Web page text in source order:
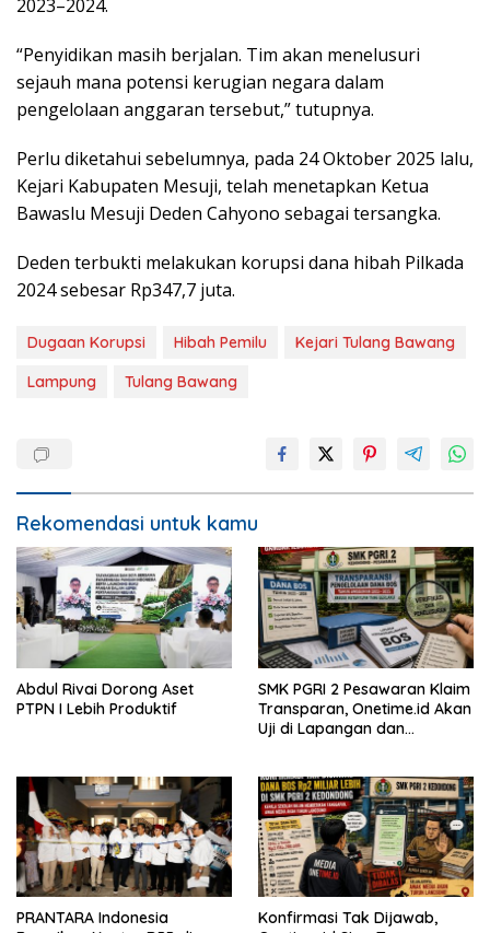
2023–2024.
“Penyidikan masih berjalan. Tim akan menelusuri
sejauh mana potensi kerugian negara dalam
pengelolaan anggaran tersebut,” tutupnya.
Perlu diketahui sebelumnya, pada 24 Oktober 2025 lalu,
Kejari Kabupaten Mesuji, telah menetapkan Ketua
Bawaslu Mesuji Deden Cahyono sebagai tersangka.
Deden terbukti melakukan korupsi dana hibah Pilkada
2024 sebesar Rp347,7 juta.
Dugaan Korupsi Hibah Pemilu
Kejari Tulang Bawang
Lampung
Tulang Bawang
Rekomendasi untuk kamu
Abdul Rivai Dorong Aset
PTPN I Lebih Produktif
SMK PGRI 2 Pesawaran Klaim
Transparan, Onetime.id Akan
Uji di Lapangan dan
PRANTARA Indonesia
Konfirmasi Tak Dijawab,